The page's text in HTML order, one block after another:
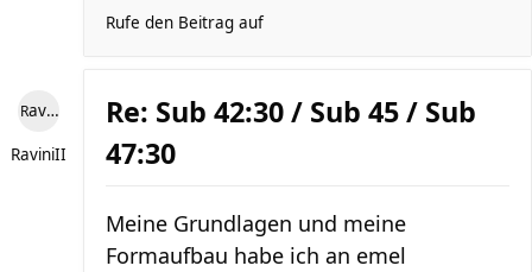
Rufe den Beitrag auf
RaviniII
RaviniII
Re: Sub 42:30 / Sub 45 / Sub
47:30
Meine Grundlagen und meine
Formaufbau habe ich an emel